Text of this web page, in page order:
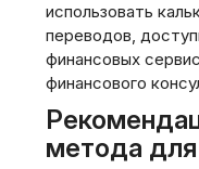
использовать
переводов,
финансовых
финансового
метода для